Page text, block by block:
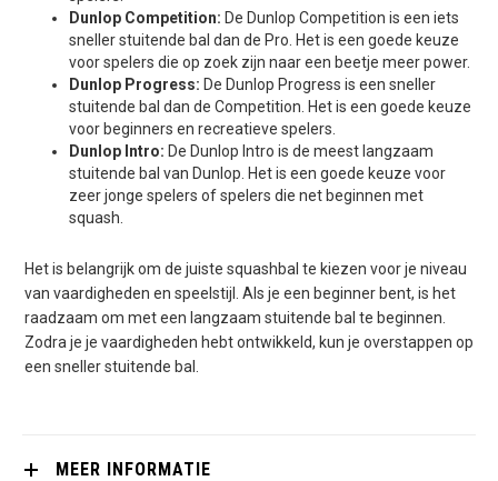
Dunlop Competition: De Dunlop Competition is een iets
sneller stuitende bal dan de Pro. Het is een goede keuze
voor spelers die op zoek zijn naar een beetje meer power.
Dunlop Progress: De Dunlop Progress is een sneller
stuitende bal dan de Competition. Het is een goede keuze
voor beginners en recreatieve spelers.
Dunlop Intro: De Dunlop Intro is de meest langzaam
stuitende bal van Dunlop. Het is een goede keuze voor
zeer jonge spelers of spelers die net beginnen met
squash.
Het is belangrijk om de juiste squashbal te kiezen voor je niveau
van vaardigheden en speelstijl. Als je een beginner bent, is het
raadzaam om met een langzaam stuitende bal te beginnen.
Zodra je je vaardigheden hebt ontwikkeld, kun je overstappen op
een sneller stuitende bal.
MEER INFORMATIE